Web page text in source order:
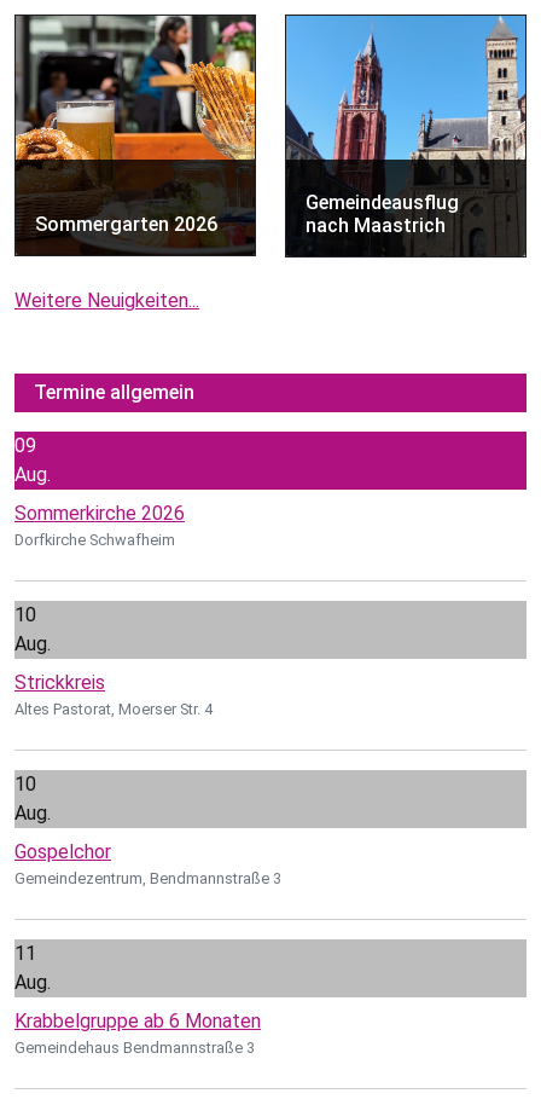
Sommergarten 2026
Gemeindeausflug
nach Maastrich
Weitere Neuigkeiten...
Termine allgemein
09
Aug.
Sommerkirche 2026
Dorfkirche Schwafheim
10
Aug.
Strickkreis
Altes Pastorat, Moerser Str. 4
10
Aug.
Gospelchor
Gemeindezentrum, Bendmannstraße 3
11
Aug.
Krabbelgruppe ab 6 Monaten
Gemeindehaus Bendmannstraße 3